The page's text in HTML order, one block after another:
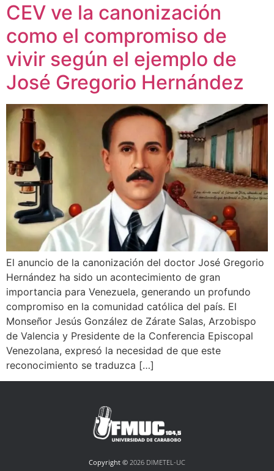
CEV ve la canonización
como el compromiso de
vivir según el ejemplo de
José Gregorio Hernández
El anuncio de la canonización del doctor José Gregorio
Hernández ha sido un acontecimiento de gran
importancia para Venezuela, generando un profundo
compromiso en la comunidad católica del país. El
Monseñor Jesús González de Zárate Salas, Arzobispo
de Valencia y Presidente de la Conferencia Episcopal
Venezolana, expresó la necesidad de que este
reconocimiento se traduzca […]
Copyright © 2026 DIMETEL-UC